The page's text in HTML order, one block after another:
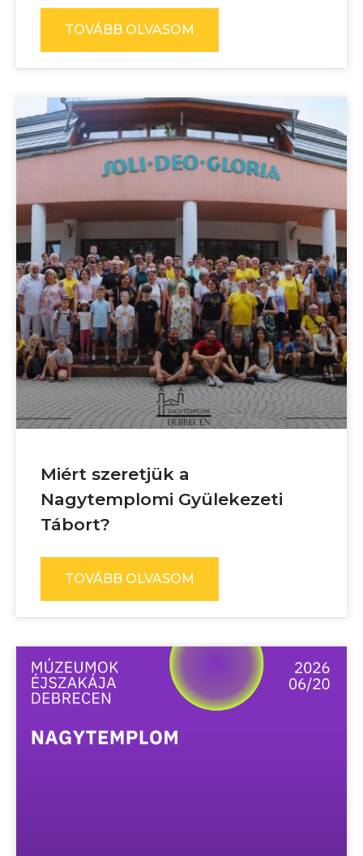
TOVÁBB OLVASOM
Miért szeretjük a
Nagytemplomi Gyülekezeti
Tábort?
TOVÁBB OLVASOM